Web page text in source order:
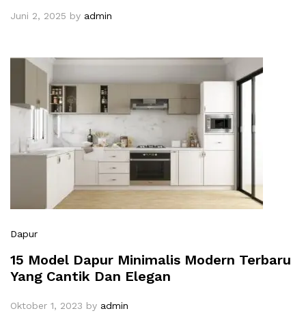
Juni 2, 2025 by admin
Dapur
15 Model Dapur Minimalis Modern Terbaru
Yang Cantik Dan Elegan
Oktober 1, 2023 by admin